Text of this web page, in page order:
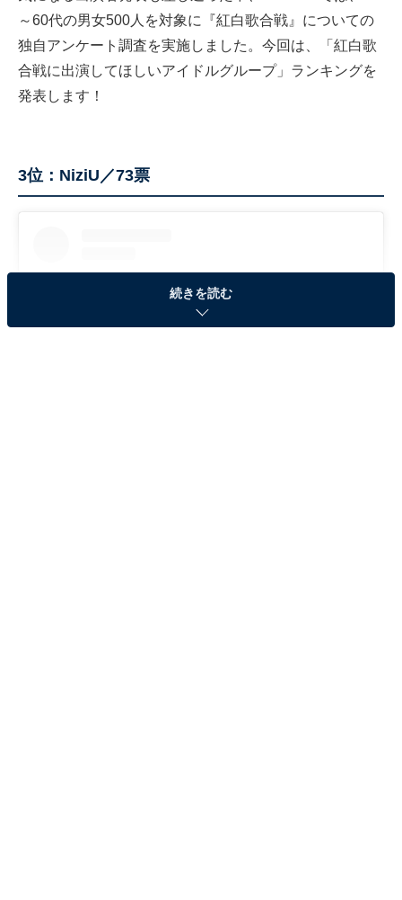
～60代の男女500人を対象に『紅白歌合戦』についての
独自アンケート調査を実施しました。今回は、「紅白歌
合戦に出演してほしいアイドルグループ」ランキングを
発表します！
3位：NiziU／73票
続きを読む